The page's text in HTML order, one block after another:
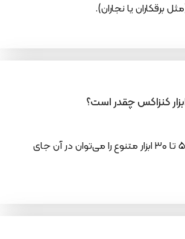
برقکاران یا نجاران).
بسته به مدل، از ۵ تا ۳۰ ابزار متنوع را می‌توان در آن جای